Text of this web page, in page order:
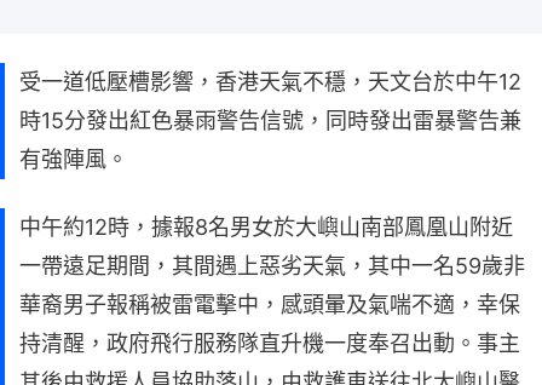
受一道低壓槽影響，香港天氣不穩，天文台於中午12
時15分發出紅色暴雨警告信號，同時發出雷暴警告兼
有強陣風。
中午約12時，據報8名男女於大嶼山南部鳳凰山附近
一帶遠足期間，其間遇上惡劣天氣，其中一名59歲非
華裔男子報稱被雷電擊中，感頭暈及氣喘不適，幸保
持清醒，政府飛行服務隊直升機一度奉召出動。事主